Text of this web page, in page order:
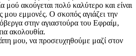
μού ακούγεται πολύ καλύτερο και είναι
μου εμμονές. Ο σκοπός αγιάζει την
στην αγιαστούρα του Εφραίμ,
ακολουθία.
μου, να προσευχηθούμε μαζί στον